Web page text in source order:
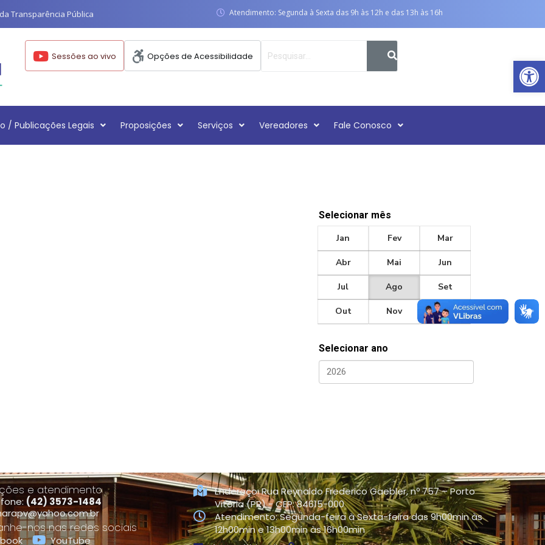
Transparência Pública Atendimento: Segunda à Sexta das 9h às 12h e das 13h às 16h
Sessões ao vivo Opções de Acessibilidade
/ Publicações Legais Proposições Serviços Vereadores Fale Conosco
Selecionar mês
Jan
Fev Mar
Abr Mai Jun
Jul Ago Set
Out Nov Dec
Selecionar ano
e atendimento
(42) 3573-1484
nos nas redes sociais
YouTube
Endereço: Rua Reynaldo Frederico Gaebler, nº 757 – Porto
Vitória (PR) - CEP: 84615-000
Atendimento: Segunda-feira à Sexta-feira das 9h00min às
12h00min e 13h00min às 16h00min